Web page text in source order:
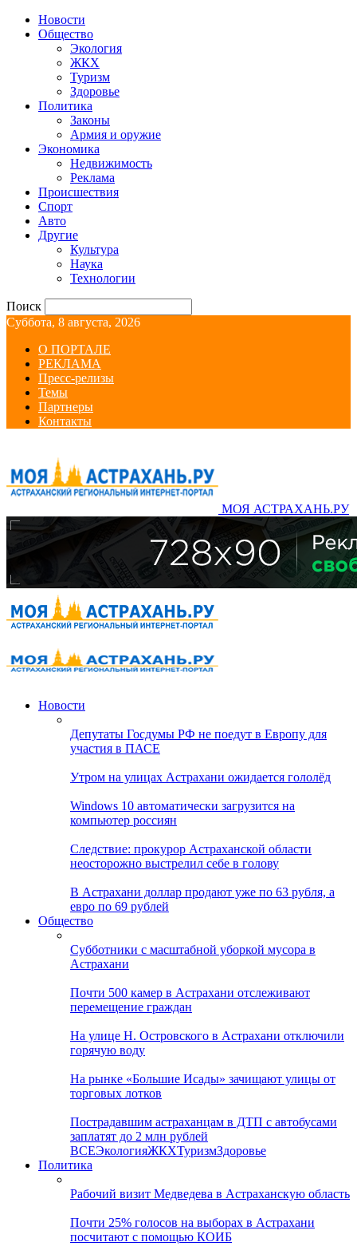
Новости
Общество
Экология
ЖКХ
Туризм
Здоровье
Политика
Законы
Армия и оружие
Экономика
Недвижимость
Реклама
Происшествия
Спорт
Авто
Другие
Культура
Наука
Технологии
Поиск
Суббота, 8 августа, 2026
О ПОРТАЛЕ
РЕКЛАМА
Пресс-релизы
Темы
Партнеры
Контакты
МОЯ АСТРАХАНЬ.РУ
Новости
Депутаты Госдумы РФ не поедут в Европу для
участия в ПАСЕ
Утром на улицах Астрахани ожидается гололёд
Windows 10 автоматически загрузится на
компьютер россиян
Следствие: прокурор Астраханской области
неосторожно выстрелил себе в голову
В Астрахани доллар продают уже по 63 рубля, а
евро по 69 рублей
Общество
Субботники с масштабной уборкой мусора в
Астрахани
Почти 500 камер в Астрахани отслеживают
перемещение граждан
На улице Н. Островского в Астрахани отключили
горячую воду
На рынке «Большие Исады» зачищают улицы от
торговых лотков
Пострадавшим астраханцам в ДТП с автобусами
заплатят до 2 млн рублей
ВСЕЭкологияЖКХТуризмЗдоровье
Политика
Рабочий визит Медведева в Астраханскую область
Почти 25% голосов на выборах в Астрахани
посчитают с помощью КОИБ